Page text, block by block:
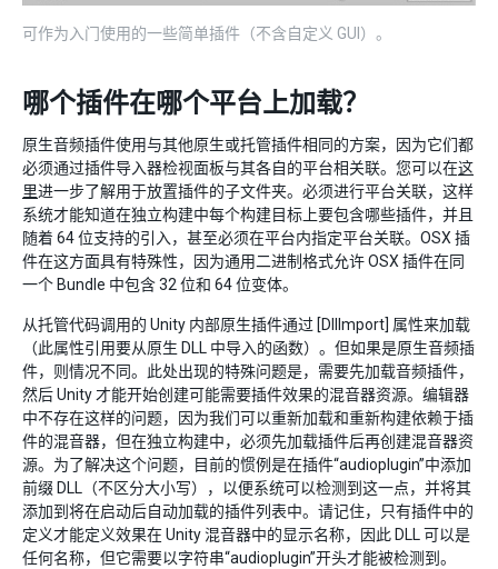
可作为入门使用的一些简单插件（不含自定义 GUI）。
哪个插件在哪个平台上加载？
原生音频插件使用与其他原生或托管插件相同的方案，因为它们都
必须通过插件导入器检视面板与其各自的平台相关联。您可以在这
里进一步了解用于放置插件的子文件夹。必须进行平台关联，这样
系统才能知道在独立构建中每个构建目标上要包含哪些插件，并且
随着 64 位支持的引入，甚至必须在平台内指定平台关联。OSX 插
件在这方面具有特殊性，因为通用二进制格式允许 OSX 插件在同
一个 Bundle 中包含 32 位和 64 位变体。
从托管代码调用的 Unity 内部原生插件通过 [DllImport] 属性来加载
（此属性引用要从原生 DLL 中导入的函数）。但如果是原生音频插
件，则情况不同。此处出现的特殊问题是，需要先加载音频插件，
然后 Unity 才能开始创建可能需要插件效果的混音器资源。编辑器
中不存在这样的问题，因为我们可以重新加载和重新构建依赖于插
件的混音器，但在独立构建中，必须先加载插件后再创建混音器资
源。为了解决这个问题，目前的惯例是在插件“audioplugin”中添加
前缀 DLL（不区分大小写），以便系统可以检测到这一点，并将其
添加到将在启动后自动加载的插件列表中。请记住，只有插件中的
定义才能定义效果在 Unity 混音器中的显示名称，因此 DLL 可以是
任何名称，但它需要以字符串“audioplugin”开头才能被检测到。